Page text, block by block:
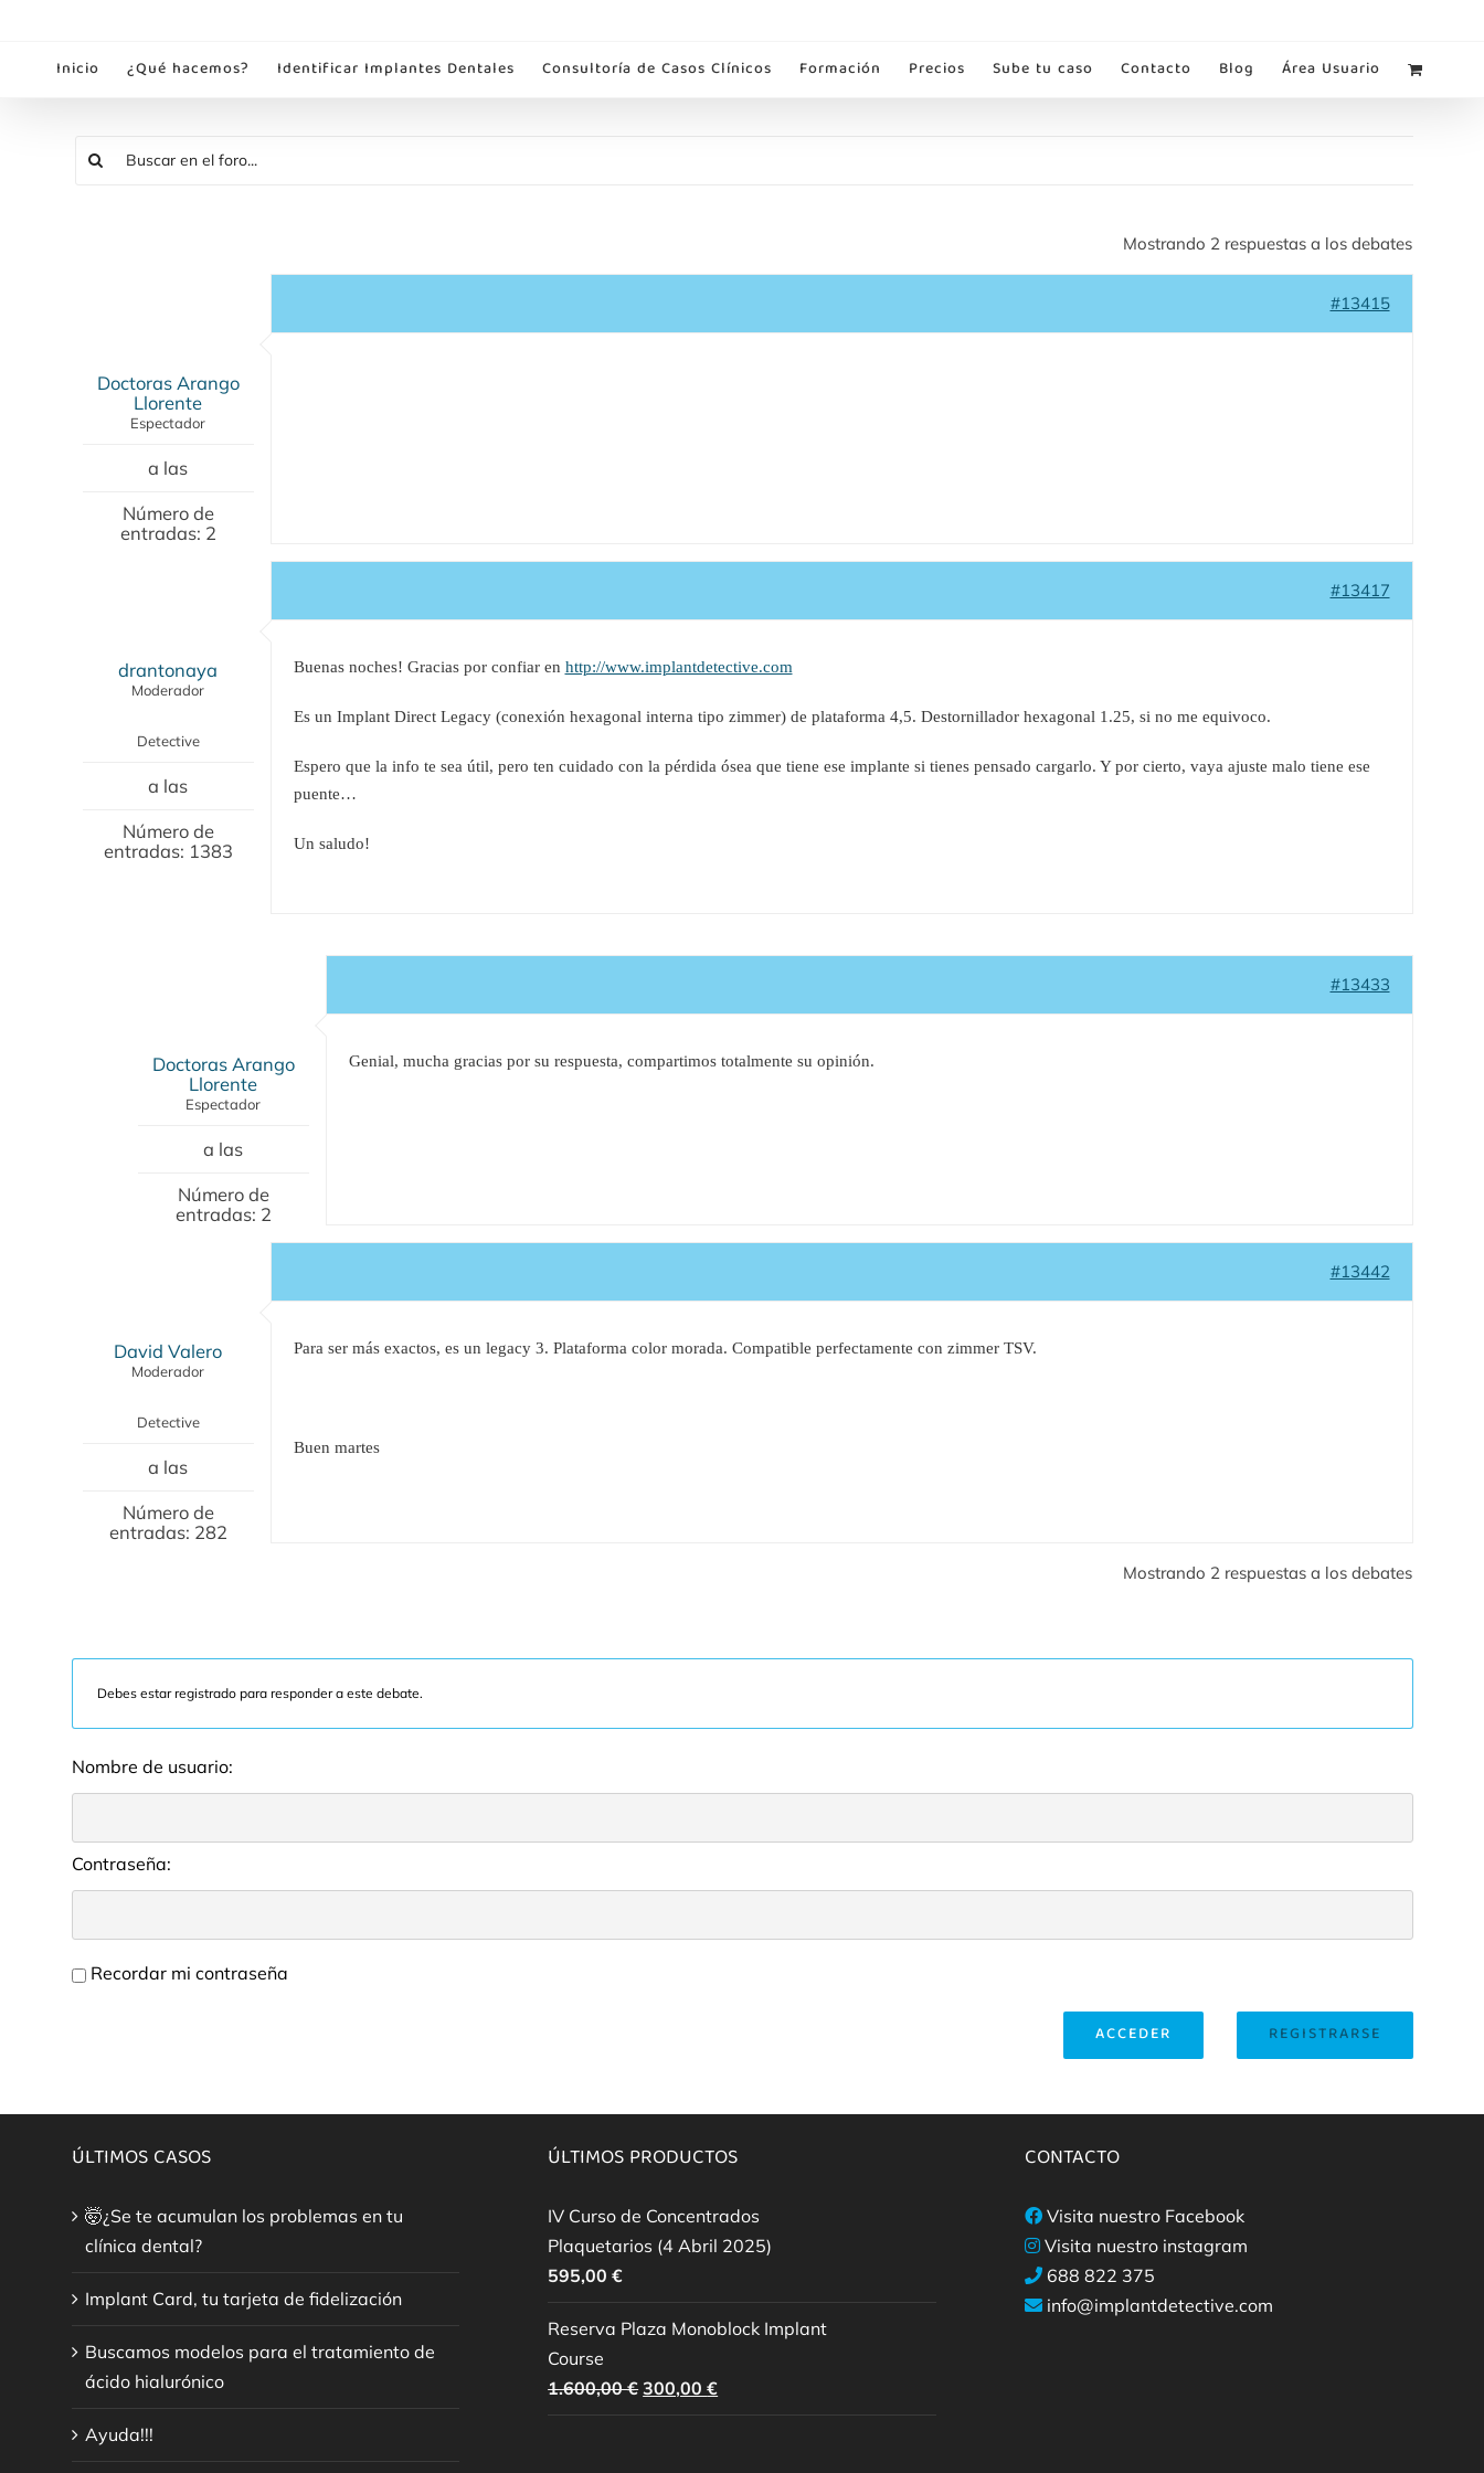
contenidoInicio ¿Qué hacemos? Identificar Implantes Dentales Consultoría de Casos Clínicos Formación Precios Sube tu caso Contacto Blog Área Usuario
Mostrando 2 respuestas a los debates
Doctoras Arango
Llorente
Espectador
a las
Número de
entradas: 2
#13415
drantonaya
Moderador
Detective
a las
Número de
entradas: 1383
#13417
Buenas noches! Gracias por confiar en http://www.implantdetective.com
Es un Implant Direct Legacy (conexión hexagonal interna tipo zimmer) de plataforma 4,5. Destornillador hexagonal 1.25, si no me equivoco.
Espero que la info te sea útil, pero ten cuidado con la pérdida ósea que tiene ese implante si tienes pensado cargarlo. Y por cierto, vaya ajuste malo tiene ese
puente…
Un saludo!
Doctoras Arango
Llorente
Espectador
a las
Número de
entradas: 2
#13433
Genial, mucha gracias por su respuesta, compartimos totalmente su opinión.
David Valero
Moderador
Detective
a las
Número de
entradas: 282
#13442
Para ser más exactos, es un legacy 3. Plataforma color morada. Compatible perfectamente con zimmer TSV.
Buen martes
Mostrando 2 respuestas a los debates
Debes estar registrado para responder a este debate.
Nombre de usuario:
Contraseña:
Recordar mi contraseña
REGISTRARSE
ACCEDER
ÚLTIMOS CASOS
🤯¿Se te acumulan los problemas en tu
clínica dental?
Implant Card, tu tarjeta de fidelización
Buscamos modelos para el tratamiento de
ácido hialurónico
Ayuda!!!
ÚLTIMOS PRODUCTOS
IV Curso de Concentrados
Plaquetarios (4 Abril 2025)
595,00€
Reserva Plaza Monoblock Implant
Course
1.600,00€ El
precio
300,00€
precio
CONTACTO
Visita nuestro Facebook
Visita nuestro instagram
688 822 375
info@implantdetective.com